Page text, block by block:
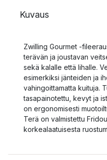
Kuvaus
Zwilling Gourmet -
terävän ja joustavan
sekä kalalle että lihalle.
esimerkiksi jänteiden ja
vahingoittamatta kuituja.
tasapainotettu, kevyt ja
on ergonomisesti
Terä on valmistettu
korkealaatuisesta